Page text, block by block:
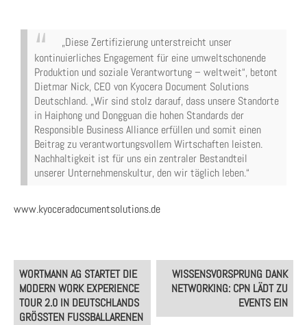
„Diese Zertifizierung unterstreicht unser
kontinuierliches Engagement für eine umweltschonende
Produktion und soziale Verantwortung – weltweit“, betont
Dietmar Nick, CEO von Kyocera Document Solutions
Deutschland. „Wir sind stolz darauf, dass unsere Standorte
in Haiphong und Dongguan die hohen Standards der
Responsible Business Alliance erfüllen und somit einen
Beitrag zu verantwortungsvollem Wirtschaften leisten.
Nachhaltigkeit ist für uns ein zentraler Bestandteil
unserer Unternehmenskultur, den wir täglich leben.“
www.kyoceradocumentsolutions.de
Post
navigation
WORTMANN AG STARTET DIE
MODERN WORK EXPERIENCE
TOUR 2.0 IN DEUTSCHLANDS
GRÖSSTEN FUSSBALLARENEN
WISSENSVORSPRUNG DANK
NETWORKING: CPN LÄDT ZU
EVENTS EIN